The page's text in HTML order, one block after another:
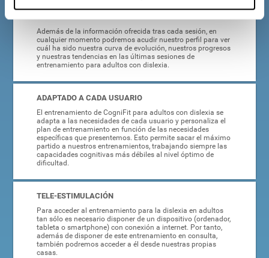
Además de la información ofrecida tras cada sesión, en
cualquier momento podremos acudir nuestro perfil para ver
cuál ha sido nuestra curva de evolución, nuestros progresos
y nuestras tendencias en las últimas sesiones de
entrenamiento para adultos con dislexia.
ADAPTADO A CADA USUARIO
El entrenamiento de CogniFit para adultos con dislexia se
adapta a las necesidades de cada usuario y personaliza el
plan de entrenamiento en función de las necesidades
específicas que presentemos. Esto permite sacar el máximo
partido a nuestros entrenamientos, trabajando siempre las
capacidades cognitivas más débiles al nivel óptimo de
dificultad.
TELE-ESTIMULACIÓN
Para acceder al entrenamiento para la dislexia en adultos
tan sólo es necesario disponer de un dispositivo (ordenador,
tableta o smartphone) con conexión a internet. Por tanto,
además de disponer de este entrenamiento en consulta,
también podremos acceder a él desde nuestras propias
casas.